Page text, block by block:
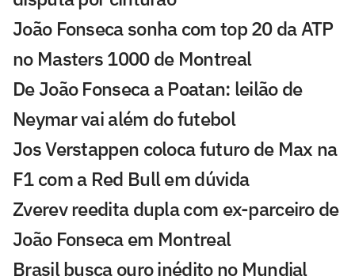
João Fonseca sonha com top 20 da ATP
no Masters 1000 de Montreal
De João Fonseca a Poatan: leilão de
Neymar vai além do futebol
Jos Verstappen coloca futuro de Max na
F1 com a Red Bull em dúvida
Zverev reedita dupla com ex-parceiro de
João Fonseca em Montreal
Brasil busca ouro inédito no Mundial